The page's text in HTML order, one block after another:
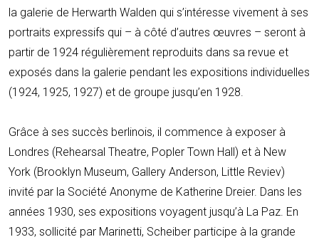
la galerie de Herwarth Walden qui s’intéresse vivement à ses
portraits expressifs qui – à côté d’autres œuvres – seront à
partir de 1924 régulièrement reproduits dans sa revue et
exposés dans la galerie pendant les expositions individuelles
(1924, 1925, 1927) et de groupe jusqu’en 1928.
Grâce à ses succès berlinois, il commence à exposer à
Londres (Rehearsal Theatre, Popler Town Hall) et à New
York (Brooklyn Museum, Gallery Anderson, Little Reviev)
invité par la Société Anonyme de Katherine Dreier. Dans les
années 1930, ses expositions voyagent jusqu’à La Paz. En
1933, sollicité par Marinetti, Scheiber participe à la grande